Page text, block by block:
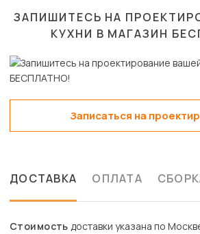
ЗАПИШИТЕСЬ НА
КУХНИ В МАГАЗИН
Записаться на
ДОСТАВКА ОПЛАТА
Стоимость доставки указана по